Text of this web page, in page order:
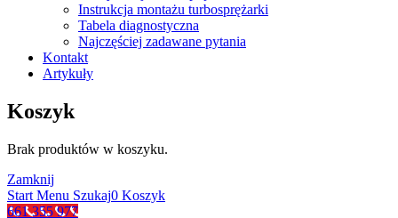
Instrukcja montażu turbosprężarki
Tabela diagnostyczna
Najczęściej zadawane pytania
Kontakt
Artykuły
Koszyk
Brak produktów w koszyku.
Zamknij
Start Menu Szukaj0 Koszyk
661 355 977